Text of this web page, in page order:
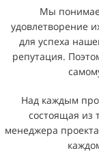
Мы
удовлетворение
для успеха
репутация.
Над каждым
состоящая из
менеджера